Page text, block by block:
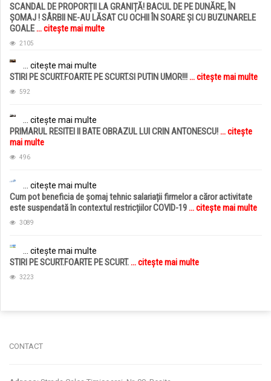
SCANDAL DE PROPORȚII LA GRANIȚĂ! BACUL DE PE DUNĂRE, ÎN
ȘOMAJ ! SÂRBII NE-AU LĂSAT CU OCHII ÎN SOARE ȘI CU BUZUNARELE
GOALE... citește mai multe
2105
... citește mai multe
STIRI PE SCURT.FOARTE PE SCURT.SI PUTIN UMOR!!!... citește mai multe
592
... citește mai multe
PRIMARUL RESITEI II BATE OBRAZUL LUI CRIN ANTONESCU!... citește
mai multe
496
... citește mai multe
Cum pot beneficia de șomaj tehnic salariații firmelor a căror activitate
este suspendată în contextul restricțiilor COVID-19... citește mai multe
3089
... citește mai multe
STIRI PE SCURT.FOARTE PE SCURT.... citește mai multe
3223
CONTACT